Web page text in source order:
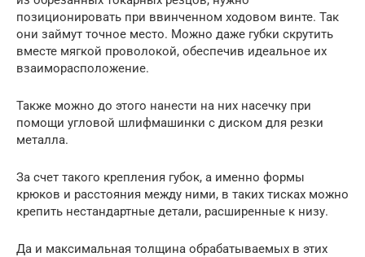
позиционировать при ввинченном ходовом винте. Так
они займут точное место. Можно даже губки скрутить
вместе мягкой проволокой, обеспечив идеальное их
взаиморасположение.
Также можно до этого нанести на них насечку при
помощи угловой шлифмашинки с диском для резки
металла.
За счет такого крепления губок, а именно формы
крюков и расстояния между ними, в таких тисках можно
крепить нестандартные детали, расширенные к низу.
Да и максимальная толщина обрабатываемых в этих